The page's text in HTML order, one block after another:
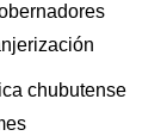
chubutense